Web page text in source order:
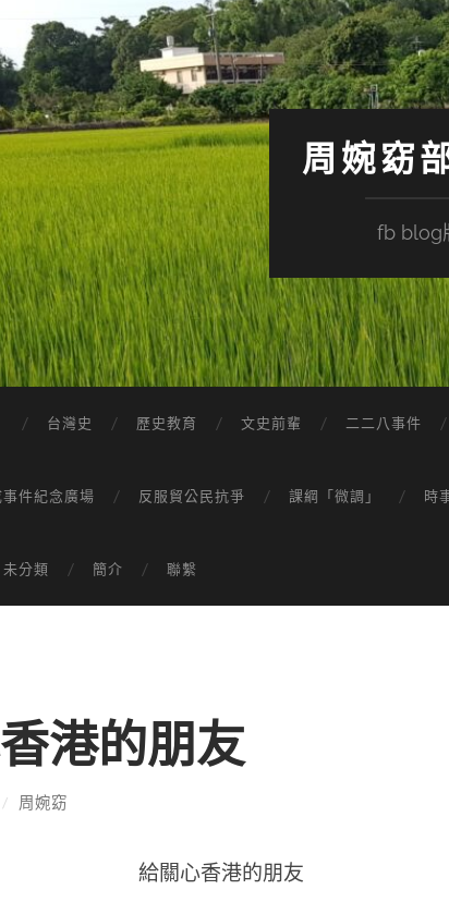
周婉窈
fb blog
台灣史 歷史教育 文史前輩 二二八事件
事件紀念廣場 反服貿公民抗爭 課綱「微調」 時
未分類 簡介 聯繫
港的朋友
/ 周婉窈
給關心香港的朋友